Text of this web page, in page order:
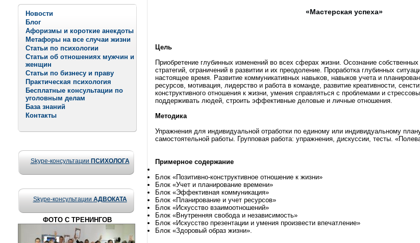
Новости
Блог
Афоризмы и короткие анекдоты
Метафоры на все случаи жизни
Статьи по психологии
Статьи об отношениях мужчин и
женщин
Статьи по бизнесу и праву
Практическая психология
Бесплатные консультации по
уголовным делам
База знаний
Контакты
Skype-консультации ПСИХОЛОГА
Skype-консультации АДВОКАТА
ФОТО С ТРЕНИНГОВ
«Мастерская успеха»
Цель
Приобретение глубинных изменений во всех сферах жизни. Осознание
стратегий, ограничений в развитии и их преодоление. Проработка глубинных
настоящее время. Развитие коммуникативных навыков, навыков учета и
ресурсов, мотивация, лидерство и работа в команде, развитие креативности,
конструктивного отношения к жизни, умения справляться с проблемами и
поддерживать людей, строить эффективные деловые и личные отношения.
Методика
Упражнения для индивидуальной отработки по единому или индивидуальному
самостоятельной работы. Групповая работа: упражнения, дискуссии, тесты.
Примерное содержание
Блок «Позитивно-конструктивное отношение к жизни»
Блок «Учет и планирование времени»
Блок «Эффективная коммуникация»
Блок «Планирование и учет ресурсов»
Блок «Искусство взаимоотношений»
Блок «Внутренняя свобода и независимость»
Блок «Искусство презентации и умения произвести впечатление»
Блок «Здоровый образ жизни».